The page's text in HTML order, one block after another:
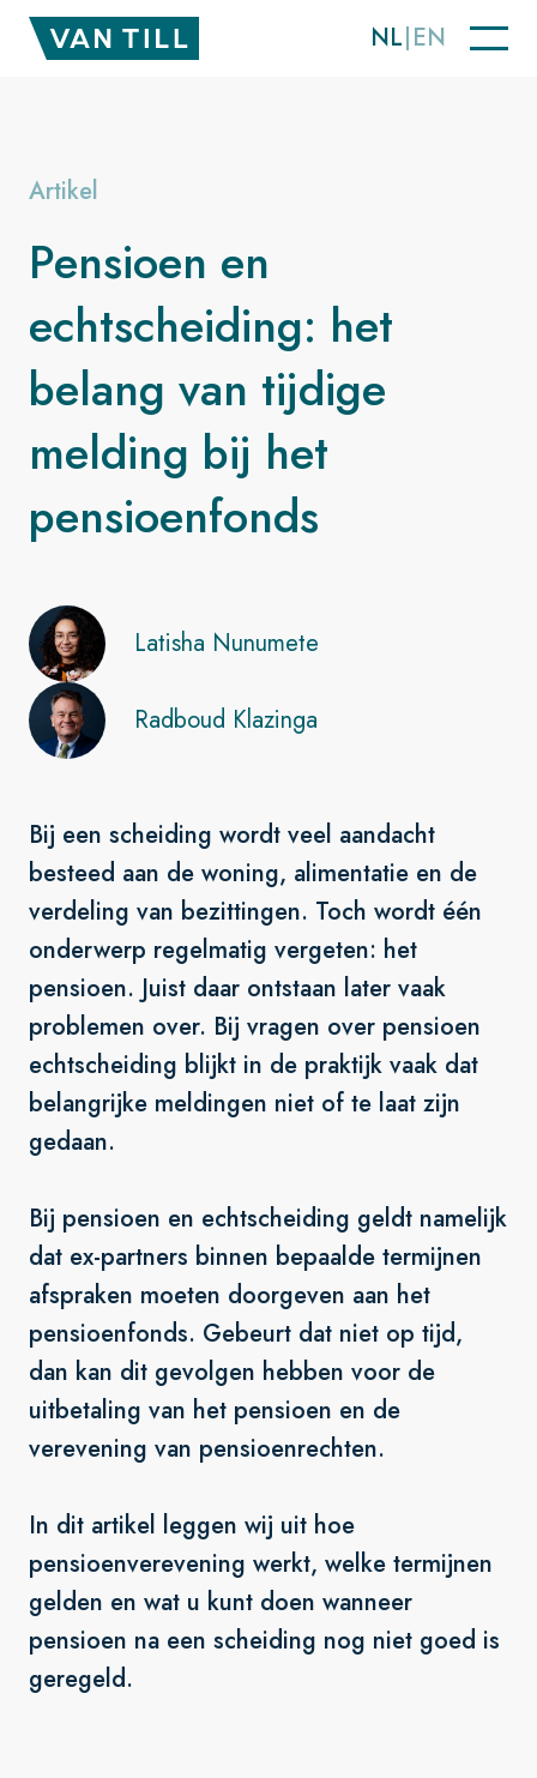
NL EN
Artikel
Pensioen en
echtscheiding: het
belang van tijdige
melding bij het
pensioenfonds
Latisha Nunumete
Radboud Klazinga
Bij een scheiding wordt veel aandacht
besteed aan de woning, alimentatie en de
verdeling van bezittingen. Toch wordt één
onderwerp regelmatig vergeten: het
pensioen. Juist daar ontstaan later vaak
problemen over. Bij vragen over pensioen
echtscheiding blijkt in de praktijk vaak dat
belangrijke meldingen niet of te laat zijn
gedaan.
Bij pensioen en echtscheiding geldt namelijk
dat ex-partners binnen bepaalde termijnen
afspraken moeten doorgeven aan het
pensioenfonds. Gebeurt dat niet op tijd,
dan kan dit gevolgen hebben voor de
uitbetaling van het pensioen en de
verevening van pensioenrechten.
In dit artikel leggen wij uit hoe
pensioenverevening werkt, welke termijnen
gelden en wat u kunt doen wanneer
pensioen na een scheiding nog niet goed is
geregeld.